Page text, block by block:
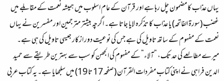
یہاں عذاب کا مضمون چل رہا ہے اور قرآن کے عام اسلوب میں ہمیشہ نعمت کے مقابلے میں
غضب (سورۃ الفاتحہ) یا عذاب کا تذکرہ لایا جاتا ہے۔ اگرچہ بیشتر مترجمین اور مفسرین نے یہاں
نعمت کے مفہوم کے ساتھ تاویل کی ہے جس کی نوعیت دور ازکار جیسی تاویل کی ہی ہے۔
میرے مطالعے کی حد تک، “آلاء“ کے مفہوم کی الجھن کو سب سے بہترین طریقے سے حمید
الدین فراہی نے اپنی کتاب مفردات القرآن (صفحہ 17 تا 19) میں سلجھایا ہے۔ یہ کتاب عربی